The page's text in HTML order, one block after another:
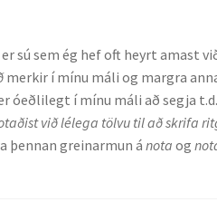
sú sem ég hef oft heyrt amast
merkir í mínu máli og margra
óeðlilegt í mínu máli að segja
við lélega tölvu til að skrifa
þennan greinarmun ánota og